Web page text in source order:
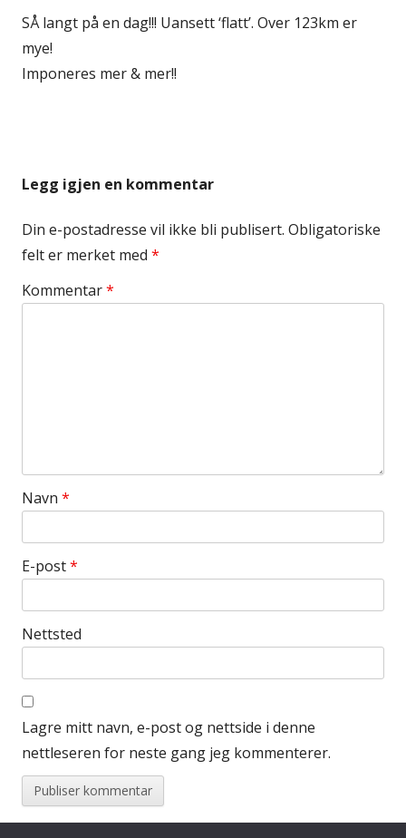
SÅ langt på en dag!!! Uansett ‘flatt’. Over 123km er
mye!
Imponeres mer & mer!!
Legg igjen en kommentar
Din e-postadresse vil ikke bli publisert. Obligatoriske
felt er merket med *
Kommentar*
Navn *
E-post*
Nettsted
Lagre mitt navn, e-post og nettside i denne
nettleseren for neste gang jeg kommenterer.